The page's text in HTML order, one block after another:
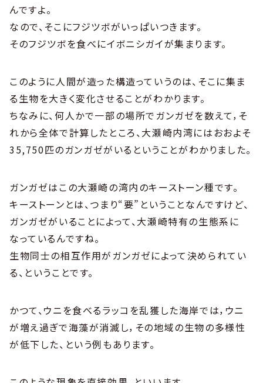
んですよ。
なので、そこにフジツボがいっぱいつきます。
そのフジツボを食べにイボニシガイが集まります。
このように人間が造った構造っていうのは、そこに集ま
る生物を大きく変化させることがわかります。
ちなみに、何人かで一部の場所でガンガゼを数えて，そ
れから全体で計算したところ、大瀬崎内湾にはおおよそ
35,750匹のガンガゼがいるということがわかりました。
ガンガゼはこの大瀬崎の湾内のキーストーン種です。
キーストーンとは、つまり“要”ということなんですけど、
ガンガゼがいることによって、大瀬崎特有の生態系に
なっているんですね。
生物同士の相互作用がガンガゼによって決められてい
る、ということです。
かつて、ウニを食べるラッコを乱獲した海岸では，ウニ
が増え過ぎで海藻が消滅し，その地域の生物の多様性
が低下した、という例もあります。